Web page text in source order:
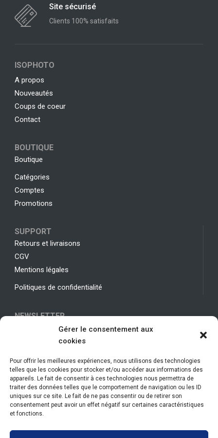
Gérer le consentement aux
cookies
Pour offrir les meilleures expériences, nous utilisons des technologies
telles que les cookies pour stocker et/ou accéder aux informations des
appareils. Le fait de consentir à ces technologies nous permettra de
traiter des données telles que le comportement de navigation ou les ID
uniques sur ce site. Le fait de ne pas consentir ou de retirer son
consentement peut avoir un effet négatif sur certaines caractéristiques
et fonctions.
Site sécurisé
Clients 100% satisfaits
ISOPHOTO
A propos
Nouveautés
Coups de coeur
Contact
BOUTIQUE
Boutique
Catégories
Comptes
Promotions
SUPPORT
Retours et livraisons
CGV
Mentions légales
Politiques de confidentialité
NEWSLETTER
Indiquez votre adresse email